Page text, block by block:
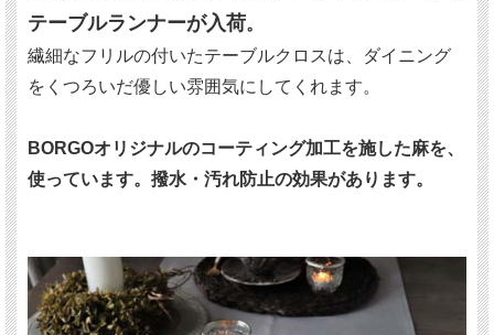
テーブルランナーが入荷。
繊細なフリルの付いたテーブルクロスは、ダイニング
をくつろいだ優しい雰囲気にしてくれます。
BORGOオリジナルのコーティング加工を施した麻を、
使っています。撥水・汚れ防止の効果があります。